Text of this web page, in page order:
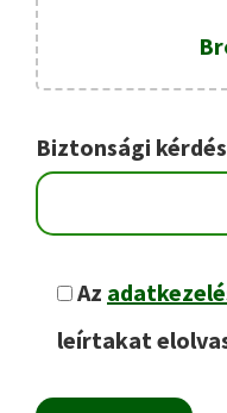
Biztonsági
Az
leírtakat